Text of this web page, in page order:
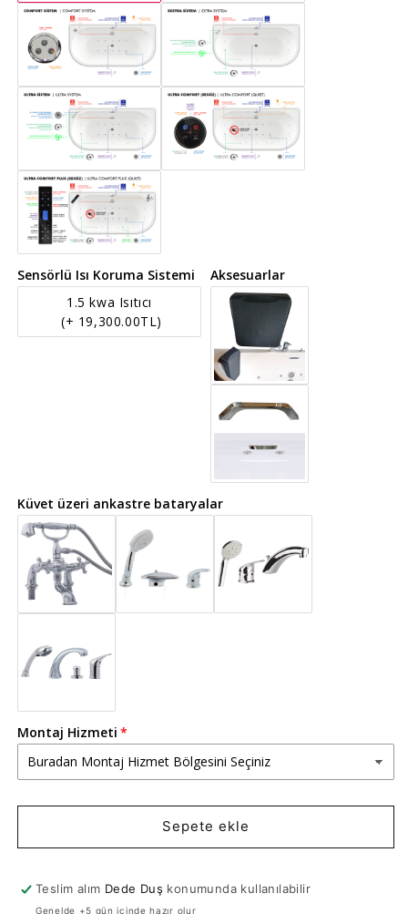
Sensörlü Isı Koruma Sistemi
1.5 kwa Isıtıcı
(+ 19,300.00TL)
Aksesuarlar
Küvet üzeri ankastre bataryalar
Montaj Hizmeti
Sepete ekle
Teslim alım Dede Duş konumunda kullanılabilir
Genelde +5 gün içinde hazır olur